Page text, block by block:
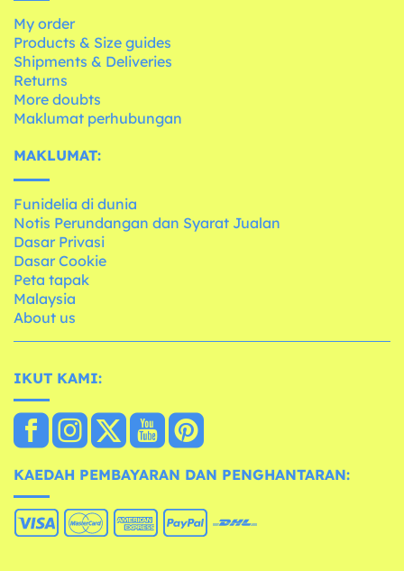
My order
Products & Size guides
Shipments & Deliveries
Returns
More doubts
Maklumat perhubungan
MAKLUMAT:
Funidelia di dunia
Notis Perundangan dan Syarat Jualan
Dasar Privasi
Dasar Cookie
Peta tapak
Malaysia
About us
IKUT KAMI:
KAEDAH PEMBAYARAN DAN PENGHANTARAN: